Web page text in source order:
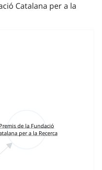
Catalana per a la
Premis de la Fundació
per a la Recerca